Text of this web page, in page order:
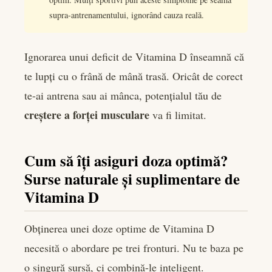
supra-antrenamentului, ignorând cauza reală.
Ignorarea unui deficit de Vitamina D înseamnă că
te lupți cu o frână de mână trasă. Oricât de corect
te-ai antrena sau ai mânca, potențialul tău de
creștere a forței musculare va fi limitat.
Cum să îți asiguri doza optimă?
Surse naturale și suplimentare de
Vitamina D
Obținerea unei doze optime de Vitamina D
necesită o abordare pe trei fronturi. Nu te baza pe
o singură sursă, ci combină-le inteligent.